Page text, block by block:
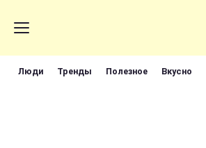
Люди Тренды Полезное Вкусно